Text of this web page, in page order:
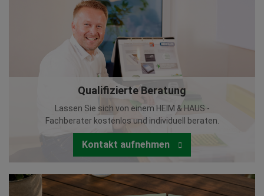
Qualifizierte Beratung
Lassen Sie sich von einem HEIM & HAUS -
Fachberater kostenlos und individuell beraten.
Kontakt aufnehmen